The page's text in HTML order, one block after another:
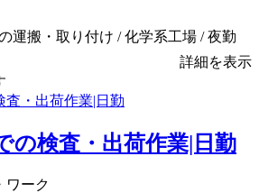
運搬・取り付け / 化学系工場 / 夜勤
詳細を表示
の検査・出荷作業|日勤
ワーク